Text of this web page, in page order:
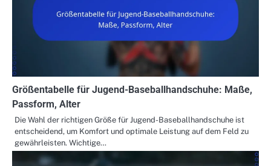
Größentabelle für Jugend-Baseballhandschuhe: Maße,
Passform, Alter
Die Wahl der richtigen Größe für Jugend-Baseballhandschuhe ist
entscheidend, um Komfort und optimale Leistung auf dem Feld zu
gewährleisten. Wichtige…